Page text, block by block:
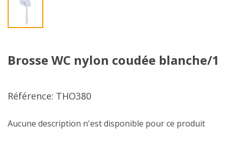
Brosse WC nylon coudée blanche/1
Référence: THO380
Aucune description n'est disponible pour ce produit